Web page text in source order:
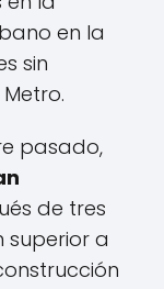
en la
sin
pasado,
de tres
superior a